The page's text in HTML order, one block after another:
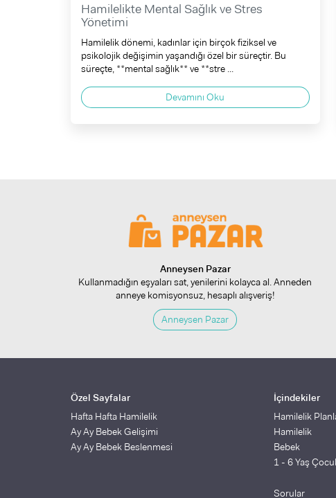
Hamilelikte Mental Sağlık ve Stres
Yönetimi
Hamilelik dönemi, kadınlar için birçok fiziksel ve
psikolojik değişimin yaşandığı özel bir süreçtir. Bu
süreçte, **mental sağlık** ve **stre ...
Devamını Oku
Anneysen Pazar
Kullanmadığın eşyaları sat, yenilerini kolayca al. Anneden
anneye komisyonsuz, hesaplı alışveriş!
Anneysen Pazar
Özel Sayfalar
Hafta Hafta Hamilelik
Ay Ay Bebek Gelişimi
Ay Ay Bebek Beslenmesi
İçindekiler
Hamilelik
Hamilelik
Bebek
1 - 6 Yaş
Sorular